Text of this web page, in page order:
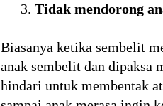
Tidak mendorong
Biasanya ketika sembelit
anak sembelit dan dipaksa
hindari untuk membentak